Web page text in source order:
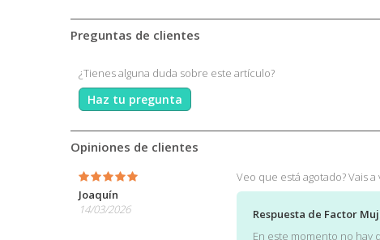
Preguntas de clientes
¿Tienes alguna duda sobre este artículo?
Haz tu pregunta
Opiniones de clientes
Joaquín
14/03/2026
Veo que está agotado? Vais
Respuesta de Factor
En este momento no